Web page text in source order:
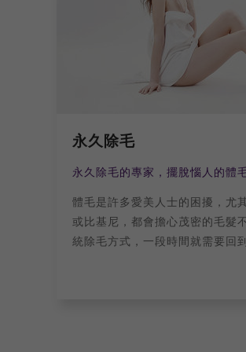
永久除毛
永久除毛的專家，擺脫惱人的體
體毛是許多愛美人士的困擾，尤
或比基尼，都會擔心茂密的毛髮
統除毛方式，一段時間就需要回
許，您可以考慮看看洛明尼斯萊